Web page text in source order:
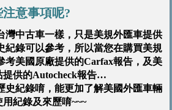
意事項呢?
灣中古車一樣，只是美規外匯車提供
紀錄可以參考，所以當您在購買美規
考美國原廠提供的Carfax報告，及美
提供的Autocheck報告…
史紀錄唷，能更加了解美國外匯車輛
用紀錄及來歷唷~~~